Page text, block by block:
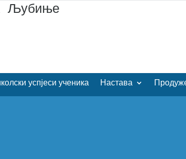
Љубиње
успјеси ученика Настава